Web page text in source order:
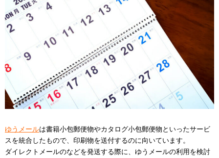
ゆうメールは書籍小包郵便物やカタログ小包郵便物といったサービ
スを統合したもので、印刷物を送付するのに向いています。
ダイレクトメールのなどを発送する際に、ゆうメールの利用を検討